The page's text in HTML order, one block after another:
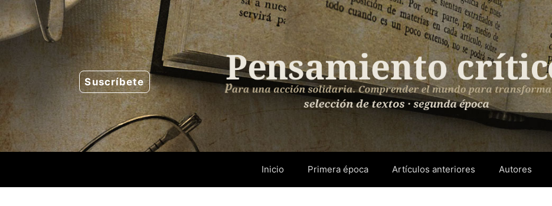
Saltar
al
contenido
Suscríbete
Inicio Primera época Artículos anteriores Autores